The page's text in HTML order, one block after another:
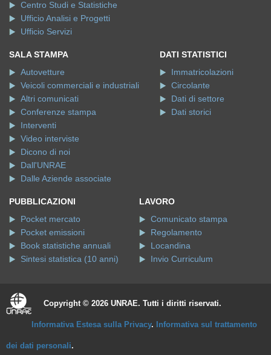
Centro Studi e Statistiche
Ufficio Analisi e Progetti
Ufficio Servizi
SALA STAMPA
Autovetture
Veicoli commerciali e industriali
Altri comunicati
Conferenze stampa
Interventi
Video interviste
Dicono di noi
Dall'UNRAE
Dalle Aziende associate
DATI STATISTICI
Immatricolazioni
Circolante
Dati di settore
Dati storici
PUBBLICAZIONI
Pocket mercato
Pocket emissioni
Book statistiche annuali
Sintesi statistica (10 anni)
LAVORO
Comunicato stampa
Regolamento
Locandina
Invio Curriculum
Copyright © 2026 UNRAE. Tutti i diritti riservati.
Informativa Estesa sulla Privacy. Informativa sul trattamento
dei dati personali.